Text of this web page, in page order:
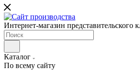
Интернет-магазин представительского
Каталог
По всему сайту